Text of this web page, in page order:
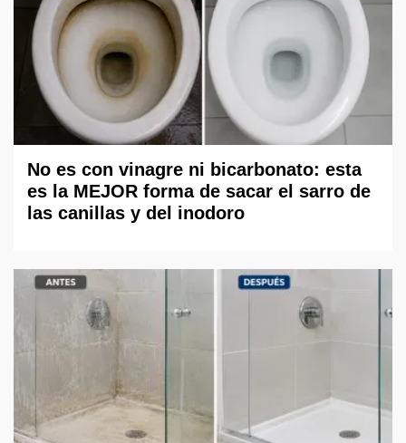
No es con vinagre ni bicarbonato: esta
es la MEJOR forma de sacar el sarro de
las canillas y del inodoro